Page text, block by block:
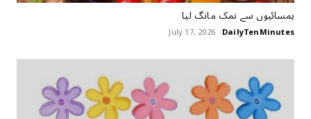
ہمسائیوں سے نمک مانگ لیا
DailyTenMinutes
July 17, 2026